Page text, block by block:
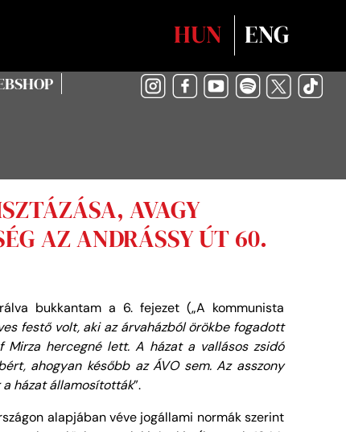
HUN ENG
AVAGY
AZ ANDRÁSSY ÚT 60.
bukkantam a 6. fejezet („A kommunista
festő volt, aki az árvaházból örökbe fogadott
hercegné lett. A házat a vallásos zsidó
ahogyan később az ÁVO sem. Az asszony
házat államosították”.
alapjában véve jogállami normák szerint